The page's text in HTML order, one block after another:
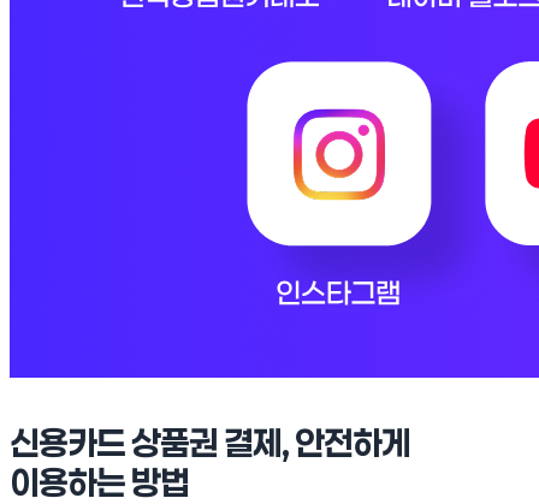
신용카드 상품권 결제, 안전하게
이용하는 방법